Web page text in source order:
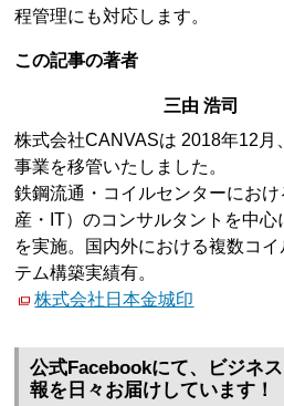
程管理にも対応します。
この記事の著者
三由 浩司
株式会社CANVASは 2018年12月
事業を移管いたしました。
鉄鋼流通・コイルセンターにお
産・IT）のコンサルタントを中
を実施。国内外における複数コ
テム構築実績有。
株式会社日本金城印
公式Facebookにて、ビジネ
報を日々お届けしています！